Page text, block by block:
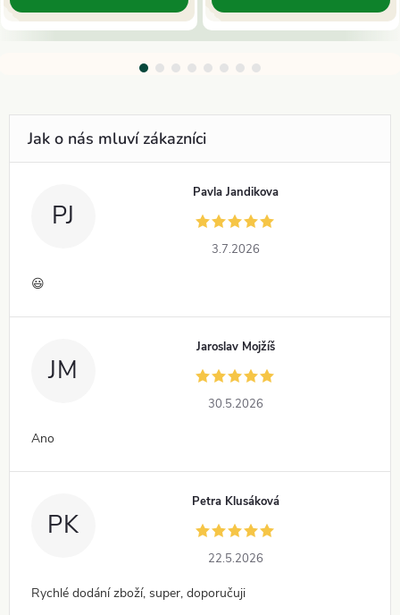
PJ
Pavla Jandikova
3.7.2026
😃
JM
Jaroslav Mojžíš
30.5.2026
Ano
PK
Petra Klusáková
22.5.2026
Rychlé dodání zboží, super, doporučuji